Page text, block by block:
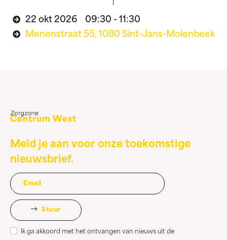
22 okt 2026 09:30 - 11:30
Menenstraat 55, 1080 Sint-Jans-Molenbeek
Meld je aan voor onze toekomstige
nieuwsbrief.
Stuur
Ik ga akkoord met het ontvangen van nieuws uit de